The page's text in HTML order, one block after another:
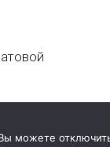
можете